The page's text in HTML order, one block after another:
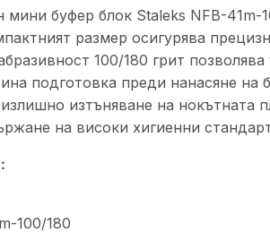
мини буфер блок Staleks NFB-
размер осигурява
100/180 грит
подготовка преди нанасяне
изтъняване на
на високи хигиенни
100/180